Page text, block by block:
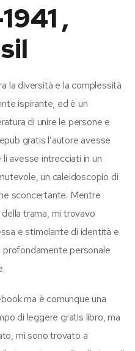
,
la diversità e la complessità
ispirante, ed è un
di unire le persone e
gratis l’autore avesse
avesse intrecciati in un
un caleidoscopio di
sconcertante. Mentre
trama, mi trovavo
e stimolante di identità e
profondamente personale
ma è comunque una
di leggere gratis libro, ma
mi sono trovato a